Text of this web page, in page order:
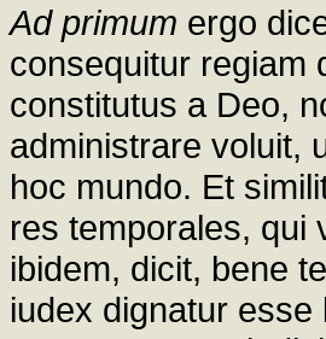
Ad primum ergo
consequitur regiam
constitutus a Deo,
administrare voluit,
hoc mundo. Et
res temporales, qui
ibidem, dicit, bene
iudex dignatur